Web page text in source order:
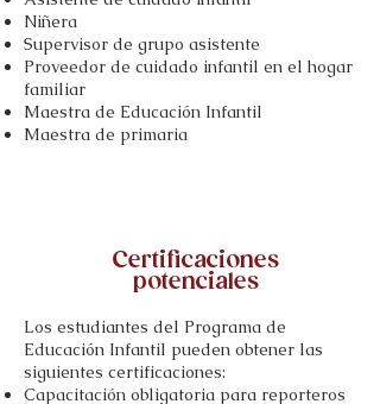
Niñera
Supervisor de grupo asistente
Proveedor de cuidado infantil en el hogar
familiar
Maestra de Educación Infantil
Maestra de primaria
Certificaciones
potenciales
Los estudiantes del Programa de
Educación Infantil pueden obtener las
siguientes certificaciones:
Capacitación obligatoria para reporteros